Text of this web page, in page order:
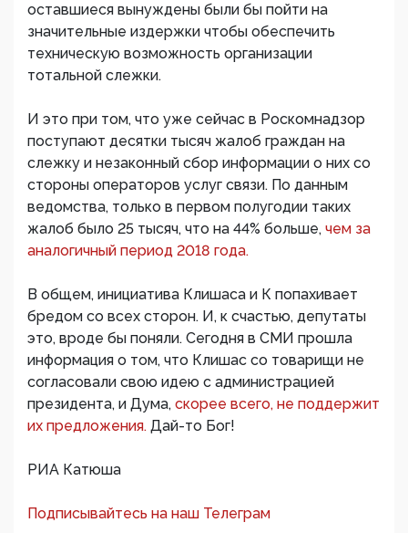
оставшиеся вынуждены были бы пойти на
значительные издержки чтобы обеспечить
техническую возможность организации
тотальной слежки.
И это при том, что уже сейчас в Роскомнадзор
поступают десятки тысяч жалоб граждан на
слежку и незаконный сбор информации о них со
стороны операторов услуг связи. По данным
ведомства, только в первом полугодии таких
жалоб было 25 тысяч, что на 44% больше, чем за
аналогичный период 2018 года.
В общем, инициатива Клишаса и К попахивает
бредом со всех сторон. И, к счастью, депутаты
это, вроде бы поняли. Сегодня в СМИ прошла
информация о том, что Клишас со товарищи не
согласовали свою идею с администрацией
президента, и Дума, скорее всего, не поддержит
их предложения. Дай-то Бог!
РИА Катюша
Подписывайтесь на наш Телеграм